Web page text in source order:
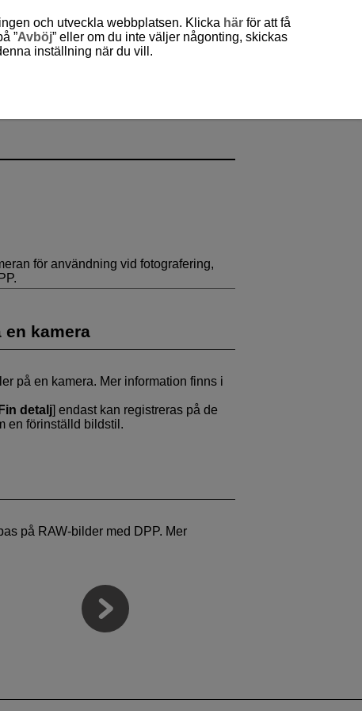
för användning vid fotografering,
en kamera
på en kamera. Mer information finns i
detalj] endast kan registreras på de
en förinställd bildstil.
på RAW-bilder med DPP. Mer
och utveckla webbplatsen. Klicka här för att få
”Avböj” eller om du inte väljer någonting, skickas
inställning när du vill.